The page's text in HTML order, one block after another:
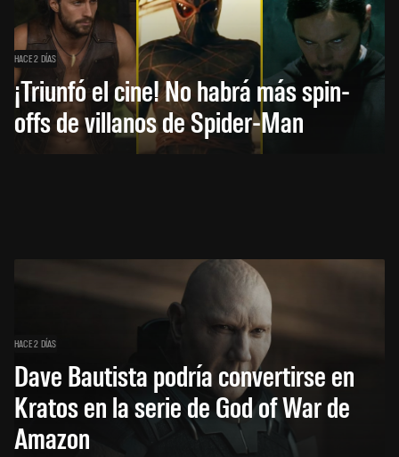
HACE 2 DÍAS
¡Triunfó el cine! No habrá más spin-
offs de villanos de Spider-Man
HACE 2 DÍAS
Dave Bautista podría convertirse en
Kratos en la serie de God of War de
Amazon